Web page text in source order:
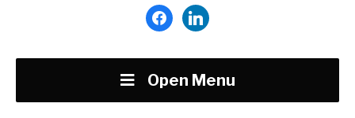
facebooklinkedin
Open Menu